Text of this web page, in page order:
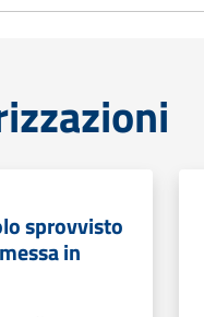
sprovvisto
in